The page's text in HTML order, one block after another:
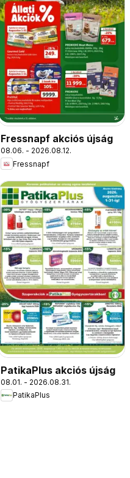
Fressnapf akciós újság
08.06. - 2026.08.12.
Fressnapf
PatikaPlus akciós újság
08.01. - 2026.08.31.
PatikaPlus